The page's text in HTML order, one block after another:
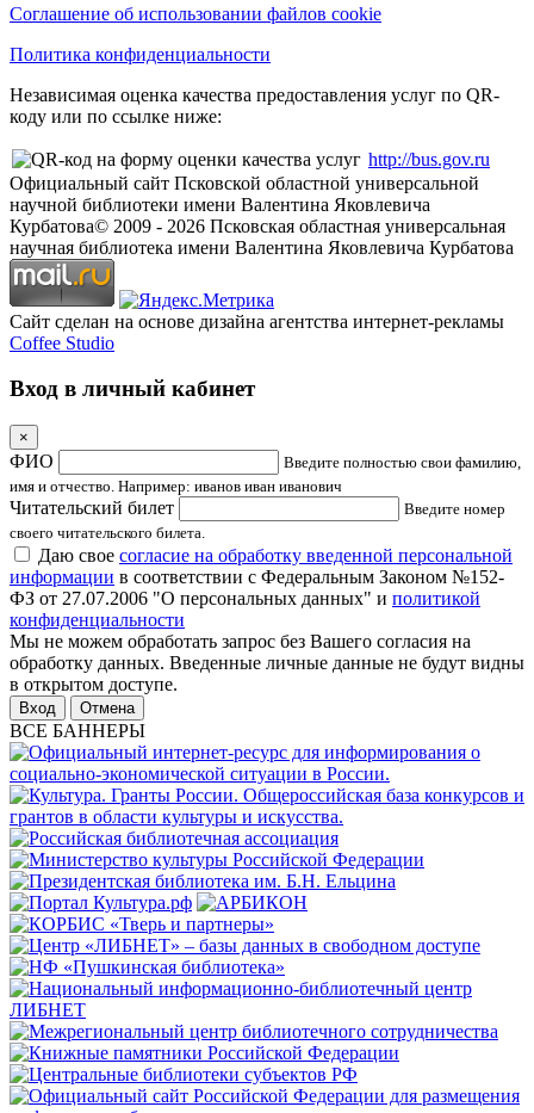
Соглашение об использовании файлов cookie
Политика конфиденциальности
Независимая оценка качества предоставления услуг по QR-
коду или по ссылке ниже:
http://bus.gov.ru
Официальный сайт Псковской областной универсальной
научной библиотеки имени Валентина Яковлевича
Курбатова© 2009 - 2026 Псковская областная универсальная
научная библиотека имени Валентина Яковлевича Курбатова
Сайт сделан на основе дизайна агентства интернет-рекламы
Coffee Studio
Вход в личный кабинет
×
ФИО
Введите полностью свои фамилию,
имя и отчество. Например: иванов иван иванович
Читательский билет
Введите номер
своего читательского билета.
Даю свое согласие на обработку введенной персональной
информации в соответствии с Федеральным Законом №152-
ФЗ от 27.07.2006 "О персональных данных" и политикой
конфиденциальности
Мы не можем обработать запрос без Вашего согласия на
обработку данных. Введенные личные данные не будут видны
в открытом доступе.
Отмена
ВСЕ БАННЕРЫ